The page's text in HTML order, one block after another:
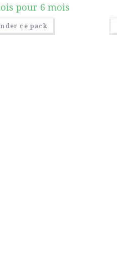
pour 6 mois
ce pack